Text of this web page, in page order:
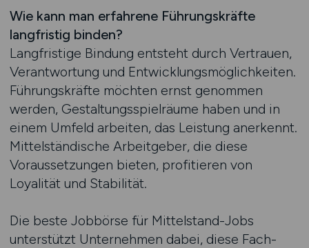
Wie kann man erfahrene Führungskräfte
langfristig binden?
Langfristige Bindung entsteht durch Vertrauen,
Verantwortung und Entwicklungsmöglichkeiten.
Führungskräfte möchten ernst genommen
werden, Gestaltungsspielräume haben und in
einem Umfeld arbeiten, das Leistung anerkennt.
Mittelständische Arbeitgeber, die diese
Voraussetzungen bieten, profitieren von
Loyalität und Stabilität.
Die beste Jobbörse für Mittelstand-Jobs
unterstützt Unternehmen dabei, diese Fach-